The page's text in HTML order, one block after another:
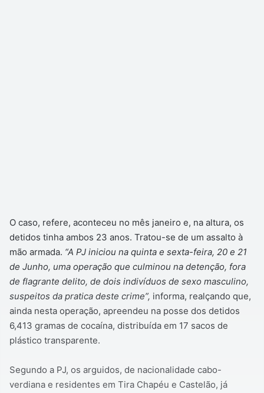
O caso, refere, aconteceu no mês janeiro e, na altura, os
detidos tinha ambos 23 anos. Tratou-se de um assalto à
mão armada. “A PJ iniciou na quinta e sexta-feira, 20 e 21
de Junho, uma operação que culminou na detenção, fora
de flagrante delito, de dois indivíduos de sexo masculino,
suspeitos da pratica deste crime”, informa, realçando que,
ainda nesta operação, apreendeu na posse dos detidos
6,413 gramas de cocaína, distribuída em 17 sacos de
plástico transparente.
Segundo a PJ, os arguidos, de nacionalidade cabo-
verdiana e residentes em Tira Chapéu e Castelão, já